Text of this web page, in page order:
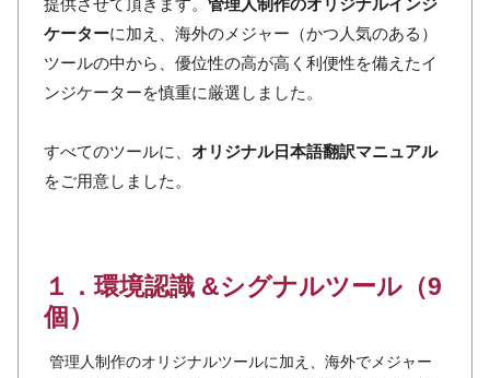
提供させて頂きます。 管理人制作のオリジナルインジ
ケーターに加え、海外のメジャー（かつ人気のある）
ツールの中から、優位性の高が高く利便性を備えたイ
ンジケーターを慎重に厳選しました。
すべてのツールに、 オリジナル日本語翻訳マニュアル
をご用意しました。
１．環境認識 &シグナルツール（9
個）
管理人制作のオリジナルツールに加え、海外でメジャー